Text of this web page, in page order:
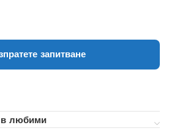
запитване
любими